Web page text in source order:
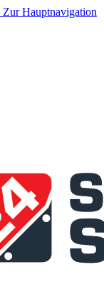
Zur Hauptnavigation